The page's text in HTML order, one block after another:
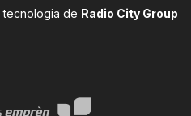
tecnologia de Radio City Group